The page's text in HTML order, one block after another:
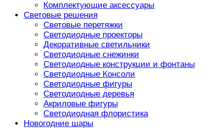
Комплектующие аксессуары
Световые решения
Световые перетяжки
Светодиодные проекторы
Декоративные светильники
Светодиодные снежинки
Светодиодные конструкции и фонтаны
Светодиодные Консоли
Светодиодные фигуры
Светодиодные деревья
Акриловые фигуры
Светодиодная флористика
Новогодние шары